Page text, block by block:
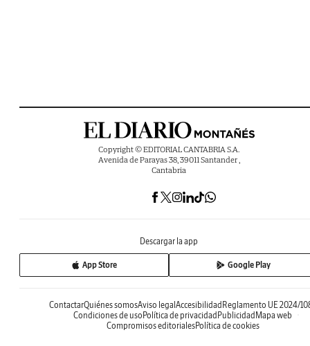
Copyright © EDITORIAL CANTABRIA S.A.
Avenida de Parayas 38, 39011 Santander ,
Cantabria
Descargar la app
App Store Google Play
ContactarQuiénes somosAviso legal Accesibilidad Reglamento UE 2024/
Condiciones de uso Política de privacidad Publicidad Mapa web
Compromisos editorialesPolítica de cookies